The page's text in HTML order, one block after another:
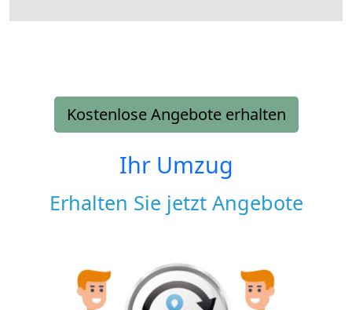
Kostenlose Angebote erhalten
Ihr Umzug
Erhalten Sie jetzt Angebote